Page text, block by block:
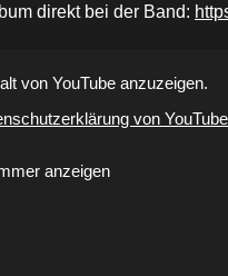
direkt bei der Band:
von YouTube anzuzeigen.
von YouTube
anzeigen